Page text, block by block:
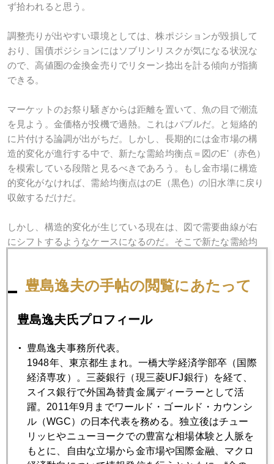
ず拾われると思う。
調整売りが出やすい環境としては、株ポジションが毀損して
おり、国債ポジションにはソブリンリスクが気になる状況な
ので、高値圏の金換金売りでリターン捻出を計る傾向が指摘
できる。
マーケットのお祭り騒ぎからは距離を置いて、魚の目で潮流
を見よう。金価格が投機で過熱。これはバブルだ。と短絡的
に片付ける論調が出がちだ。しかし、長期的には金市場の構
造的変化が進行する中で、新たな需給均衡点＝図のE'（赤色）
を模索している段階と見るべきであろう。もし金市場に構造
的変化がなければ、需給均衡点はのE（黒色）の旧水準に戻り
収斂するだけだ。
しかし、構造的変化が生じている現在は、図で需要曲線が右
にシフトするようなケースになるのだ。そこで新たな需給均
ダーを切り返しつつ、新興国も徐々に高値慣れしてゆき、新
１１５０－１２００のレンジにあるのではないかと思う。
2010年
1月 2月 3月 4月 5月 6月
7月 8月 9月 10月 11月 12月
2010年05月26日
豊島逸夫の手帖の閲覧にあたって
豊島逸夫氏プロフィール
豊島逸夫事務所代表。
1948年、東京都生まれ。一橋大学経済学部卒（国際
経済専攻）。三菱銀行（現三菱UFJ銀行）を経て、
スイス銀行で外国為替貴金属ディーラーとして活
躍。2011年9月までワールド・ゴールド・カウンシ
ル（WGC）の日本代表を務める。独立後はチュー
リッヒやニューヨークでの豊富な相場体験と人脈を
もとに、自由な立場から金市場や国際金融、マクロ